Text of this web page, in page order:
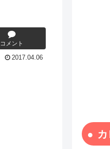
コメント
2017.04.06